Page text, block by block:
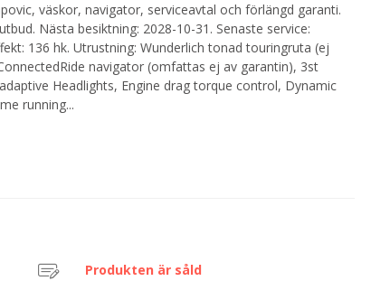
väskor, navigator, serviceavtal och förlängd garanti.
Nästa besiktning: 2028-10-31. Senaste service:
136 hk. Utrustning: Wunderlich tonad touringruta (ej
navigator (omfattas ej av garantin), 3st
Headlights, Engine drag torque control, Dynamic
running...
Produkten är såld